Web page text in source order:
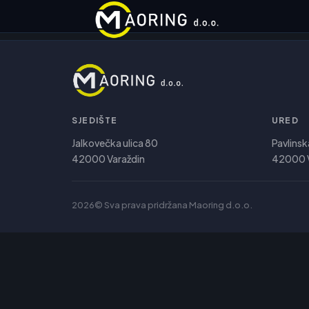
SJEDIŠTE
Jalkovečka ulica 80
42000 Varaždin
URED
42000
2026© Sva prava pridržana Maoring d.o.o.